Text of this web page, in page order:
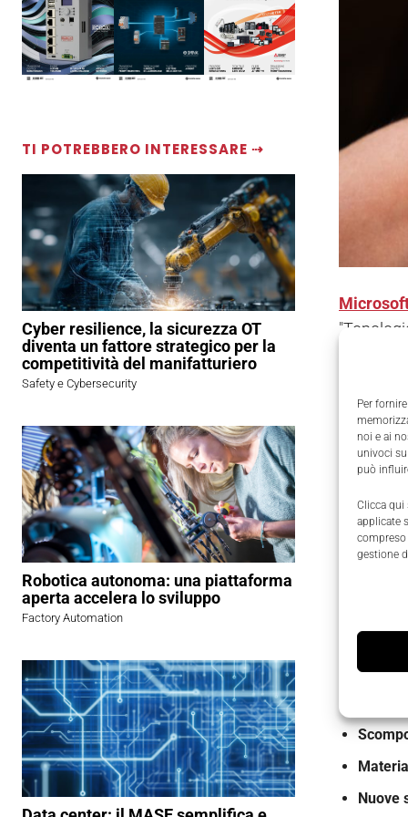
Per
noi e ai
univoci
può
Clicca qui
applicate
gestione
TI POTREBBERO INTERESSARE ⇢
Cyber resilience, la sicurezza OT
diventa un fattore strategico per la
competitività del manifatturiero
Safety e Cybersecurity
Robotica autonoma: una piattaforma
aperta accelera lo sviluppo
Factory Automation
Il cuore
Così
il
Nuove